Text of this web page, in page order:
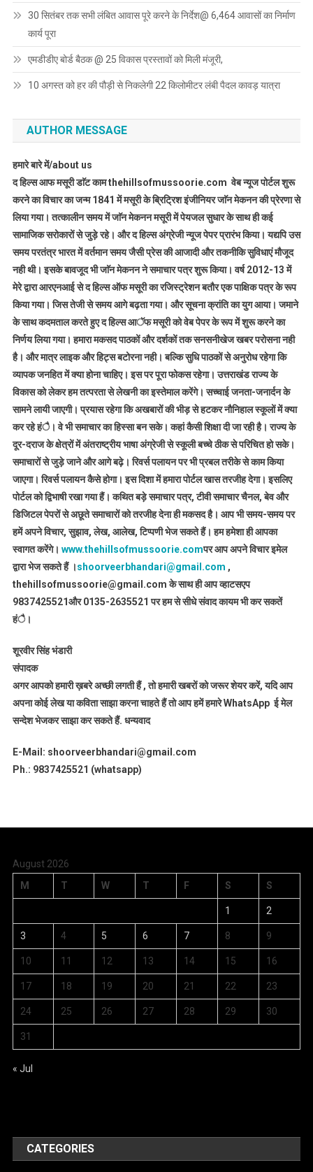
30 सितंबर तक सभी लंबित आवास पूरे करने के निर्देश@ 6,464 आवासों का निर्माण
कार्य पूरा
एमडीडीए बोर्ड बैठक @ 25 विकास प्रस्तावों को मिली मंजूरी,
10 अगस्त को हर की पौड़ी से निकलेगी 22 किलोमीटर लंबी पैदल कावड़ यात्रा
AUTHOR MESSAGE
हमारे बारे में/about us
द हिल्स आफ मसूरी डाॅट काम thehillsofmussoorie.com वेब न्यूज पोर्टल शुरू
करने का विचार का जन्म 1841 में मसूरी के ब्रिट्रिश इंजीनियर जाॅन मेकनन की प्रेरणा से
लिया गया। तत्कालीन समय में जाॅन मेकनन मसूरी में पेयजल सुधार के साथ ही कई
सामाजिक सरोकारों से जुड़े रहे। और द हिल्स अंग्रेजी न्यूज पेपर प्रारंभ किया। यद्यपि उस
समय परतंत्र भारत में वर्तमान समय जैसी प्रेस की आजादी और तकनीकि सुविधाएं मौजूद
नही थी। इसके बावजूद भी जाॅन मेकनन ने समाचार पत्र शुरू किया। वर्ष 2012-13 में
मेरे द्वारा आरएनआई से द हिल्स ऑफ मसूरी का रजिस्ट्रेशन बतौर एक पाक्षिक पत्र के रूप
किया गया। जिस तेजी से समय आगे बढ़ता गया। और सूचना क्रांति का युग आया। जमाने
के साथ कदमताल करते हुए द हिल्स आॅफ मसूरी को वेब पेपर के रूप में शुरू करने का
निर्णय लिया गया। हमारा मकसद पाठकों और दर्शकों तक सनसनीखेज खबर परोसना नही
है। और मात्र लाइक और हिट्स बटोरना नही। बल्कि सुधि पाठकों से अनुरोध रहेगा कि
व्यापक जनहित में क्या होना चाहिए। इस पर पूरा फोकस रहेगा। उत्तराखंड राज्य के
विकास को लेकर हम तत्परता से लेखनी का इस्तेमाल करेंगे। सच्चाई जनता-जनार्दन के
सामने लायी जाएगी। प्रयास रहेगा कि अखबारों की भीड़ से हटकर नौनिहाल स्कूलों में क्या
कर रहे हंै। वे भी समाचार का हिस्सा बन सके। कहां कैसी शिक्षा दी जा रही है। राज्य के
दूर-दराज के क्षेत्रों में अंतराष्ट्रीय भाषा अंग्रेजी से स्कूली बच्चे ठीक से परिचित हो सके।
समाचारों से जुड़े जाने और आगे बढ़े। रिवर्स पलायन पर भी प्रबल तरीके से काम किया
जाएगा। रिवर्स पलायन कैसे होगा। इस दिशा में हमारा पोर्टल खास तरजीह देगा। इसलिए
पोर्टल को द्विभाषी रखा गया हैं। कथित बड़े समाचार पत्र, टीवी समाचार चैनल, बेव और
डिजिटल पेपरों से अछूते समाचारों को तरजीह देना ही मकसद है। आप भी समय-समय पर
हमें अपने विचार, सुझाव, लेख, आलेख, टिप्पणी भेज सकते हैं। हम हमेशा ही आपका
स्वागत करेंगे। www.thehillsofmussoorie.comपर आप अपने विचार इमेल
द्वारा भेज सकते हैं ।shoorveerbhandari@gmail.com ,
thehillsofmussoorie@gmail.com के साथ ही आप व्हाटसएप
9837425521और 0135-2635521 पर हम से सीधे संवाद कायम भी कर सकतें
हंै।
शूरवीर सिंह भंडारी
संपादक
अगर आपको हमारी ख़बरे अच्छी लगती हैं , तो हमारी खबरों को जरूर शेयर करें, यदि आप
अपना कोई लेख या कविता साझा करना चाहते हैं तो आप हमें हमारे WhatsApp ई मेल
सन्देश भेजकर साझा कर सकते हैं. धन्यवाद
E-Mail: shoorveerbhandari@gmail.com
Ph.: 9837425521 (whatsapp)
August 2026
M
T W T F S S
1 2
3 4 5 6 7 8 9
10 11 12 13 14 15 16
17 18 19 20 21 22 23
24 25 26 27 28 29 30
31
« Jul
CATEGORIES